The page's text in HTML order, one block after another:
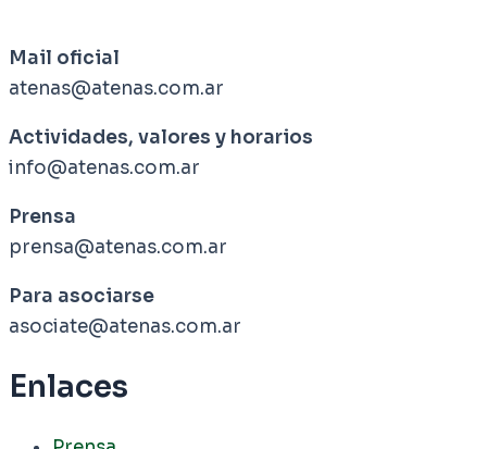
Mail oficial
atenas@atenas.com.ar
Actividades, valores y horarios
info@atenas.com.ar
Prensa
prensa@atenas.com.ar
Para asociarse
asociate@atenas.com.ar
Enlaces